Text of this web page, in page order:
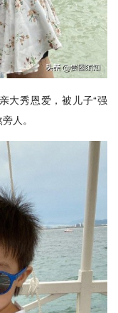
大秀恩爱，被儿子“强
人。